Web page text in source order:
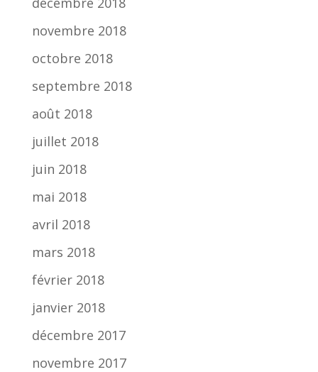
novembre 2018
octobre 2018
septembre 2018
août 2018
juillet 2018
juin 2018
mai 2018
avril 2018
mars 2018
février 2018
janvier 2018
décembre 2017
novembre 2017